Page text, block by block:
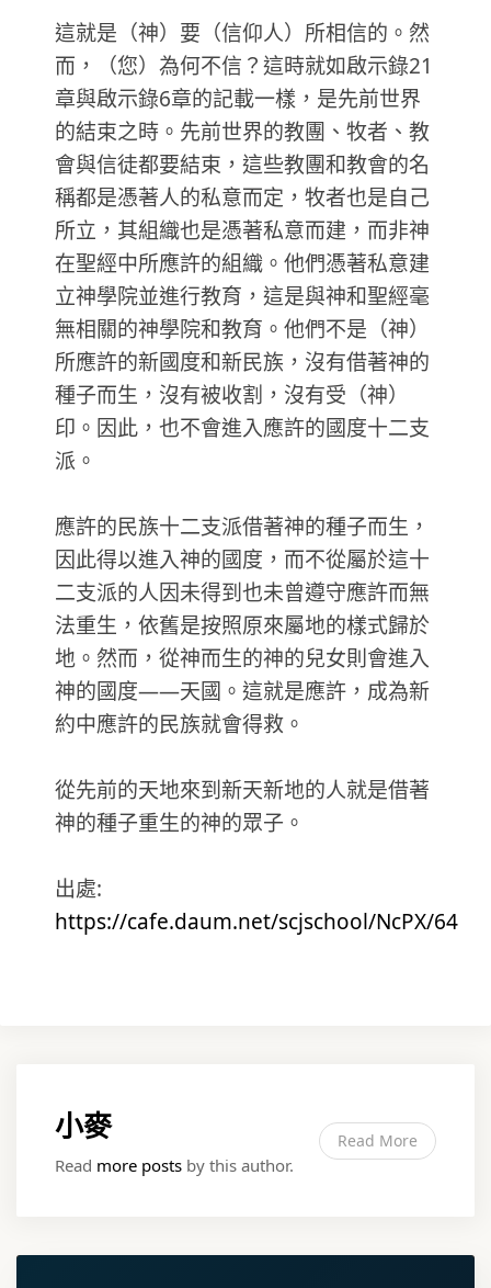
這就是（神）要（信仰人）所相信的。然
而，（您）為何不信？這時就如啟示錄21
章與啟示錄6章的記載一樣，是先前世界
的結束之時。先前世界的教團、牧者、教
會與信徒都要結束，這些教團和教會的名
稱都是憑著人的私意而定，牧者也是自己
所立，其組織也是憑著私意而建，而非神
在聖經中所應許的組織。他們憑著私意建
立神學院並進行教育，這是與神和聖經毫
無相關的神學院和教育。他們不是（神）
所應許的新國度和新民族，沒有借著神的
種子而生，沒有被收割，沒有受（神）
印。因此，也不會進入應許的國度十二支
派。
應許的民族十二支派借著神的種子而生，
因此得以進入神的國度，而不從屬於這十
二支派的人因未得到也未曾遵守應許而無
法重生，依舊是按照原來屬地的樣式歸於
地。然而，從神而生的神的兒女則會進入
神的國度——天國。這就是應許，成為新
約中應許的民族就會得救。
從先前的天地來到新天新地的人就是借著
神的種子重生的神的眾子。
出處:
https://cafe.daum.net/scjschool/NcPX/64
小麥
Read more posts by this author.
Read More